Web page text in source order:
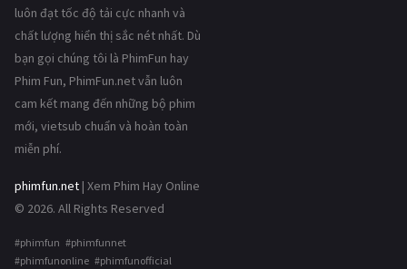
luôn đạt tốc độ tải cực nhanh và
chất lượng hiển thị sắc nét nhất. Dù
bạn gọi chúng tôi là PhimFun hay
Phim Fun, PhimFun.net vẫn luôn
cam kết mang đến những bộ phim
mới, vietsub chuẩn và hoàn toàn
miễn phí.
phimfun.net | Xem Phim Hay Online
© 2026. All Rights Reserved
#phimfun #phimfunnet
#phimfunonline #phimfunofficial